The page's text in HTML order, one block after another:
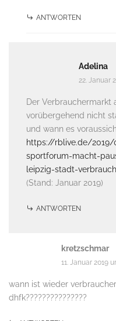
ANTWORTEN
Adelina
22. Januar
Der
vorübergehend nicht
und wann es
https://rblive.de/
sportforum-macht-
leipzig-stadt-
(Stand: Januar 2019)
ANTWORTEN
kretzschmar
11. Januar 2019
wann ist wieder
dhfk???????????????